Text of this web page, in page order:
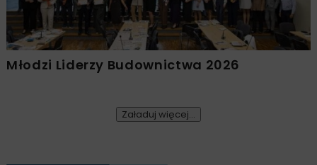
Młodzi Liderzy Budownictwa 2026
Załaduj więcej...